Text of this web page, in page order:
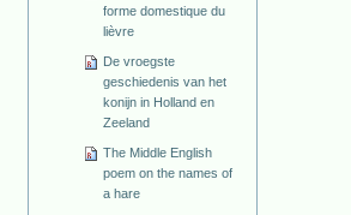
forme domestique du
lièvre
De vroegste
geschiedenis van het
konijn in Holland en
Zeeland
The Middle English
poem on the names of
a hare